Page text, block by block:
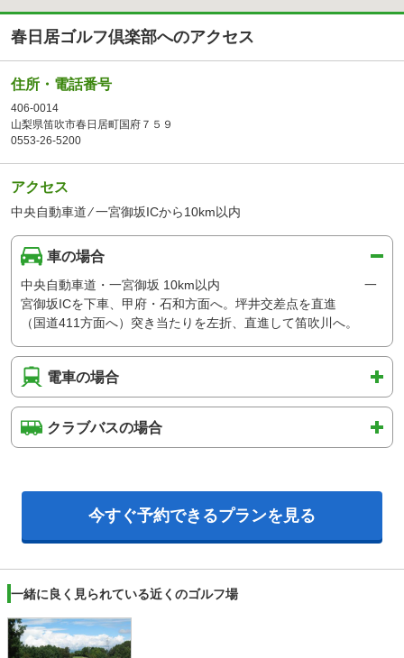
春日居ゴルフ倶楽部へのアクセス
住所・電話番号
406-0014
山梨県笛吹市春日居町国府７５９
0553-26-5200
アクセス
中央自動車道 ⁄ 一宮御坂ICから10km以内
車の場合
中央自動車道・一宮御坂 10km以内 一
宮御坂ICを下車、甲府・石和方面へ。坪井交差点を直進
（国道411方面へ）突き当たりを左折、直進して笛吹川へ。
電車の場合
クラブバスの場合
今すぐ予約できるプランを見る
一緒に良く見られている近くのゴルフ場